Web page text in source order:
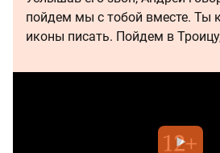
пойдем мы с тобой вместе. Ты
иконы писать. Пойдем в